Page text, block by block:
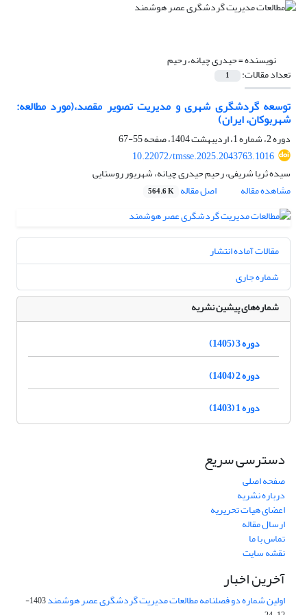
نویسنده =حیدری چیانه، رحیم
تعداد مقالات: 1
توسعه گردشگری شهری و مدیریت تصویر مقصد،(مورد مطالعه:
شهربوکان، ایران)
دوره 2، شماره 1، اردیبهشت 1404، صفحه
55-67
10.22072/tmsse.2025.2043763.1016
سیده ثریا شریفی، رحیم حیدری چیانه، شهریور روستایی
مشاهده مقاله
اصل مقاله 564.6 K
مقالات آماده انتشار
شماره جاری
شماره‌های پیشین نشریه
دوره 3 (1405)
دوره 2 (1404)
دوره 1 (1403)
دسترسی سریع
صفحه اصلی
درباره نشریه
اعضای هیات تحریریه
ارسال مقاله
تماس با ما
نقشه سایت
آخرین اخبار
اولین شماره دو فصلنامه مطالعات مدیریت گردشگری عصر هوشمند
1403-